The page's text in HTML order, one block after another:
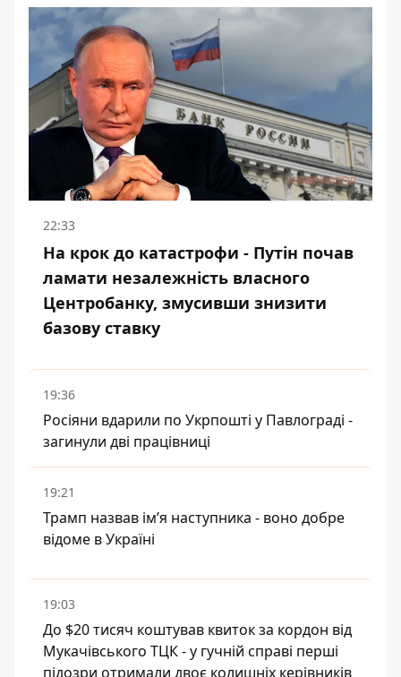
22:33
На крок до катастрофи - Путін почав
ламати незалежність власного
Центробанку, змусивши знизити
базову ставку
19:36
Росіяни вдарили по Укрпошті у Павлограді -
загинули дві працівниці
19:21
Трамп назвав імʼя наступника - воно добре
відоме в Україні
19:03
До $20 тисяч коштував квиток за кордон від
Мукачівського ТЦК - у гучній справі перші
підозри отримали двоє колишніх керівників